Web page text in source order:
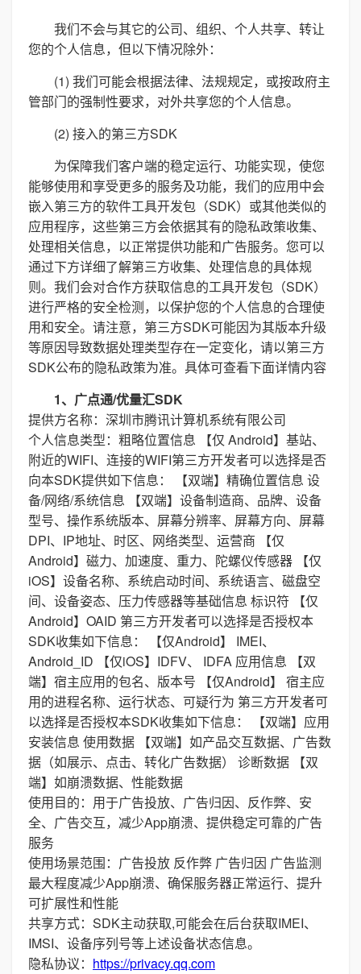
我们不会与其它的公司、组织、个人共享、转让
您的个人信息，但以下情况除外：
(1) 我们可能会根据法律、法规规定，或按政府主
管部门的强制性要求，对外共享您的个人信息。
(2) 接入的第三方SDK
为保障我们客户端的稳定运行、功能实现，使您
能够使用和享受更多的服务及功能，我们的应用中会
嵌入第三方的软件工具开发包（SDK）或其他类似的
应用程序，这些第三方会依据其有的隐私政策收集、
处理相关信息，以正常提供功能和广告服务。您可以
通过下方详细了解第三方收集、处理信息的具体规
则。我们会对合作方获取信息的工具开发包（SDK）
进行严格的安全检测，以保护您的个人信息的合理使
用和安全。请注意，第三方SDK可能因为其版本升级
等原因导致数据处理类型存在一定变化，请以第三方
SDK公布的隐私政策为准。具体可查看下面详情内容
1、广点通/优量汇SDK
提供方名称：深圳市腾讯计算机系统有限公司
个人信息类型：粗略位置信息 【仅 Android】基站、
附近的WIFI、连接的WIFI第三方开发者可以选择是否
向本SDK提供如下信息： 【双端】精确位置信息 设
备/网络/系统信息 【双端】设备制造商、品牌、设备
型号、操作系统版本、屏幕分辨率、屏幕方向、屏幕
DPI、IP地址、时区、网络类型、运营商 【仅
Android】磁力、加速度、重力、陀螺仪传感器 【仅
iOS】设备名称、系统启动时间、系统语言、磁盘空
间、设备姿态、压力传感器等基础信息 标识符 【仅
Android】OAID 第三方开发者可以选择是否授权本
SDK收集如下信息： 【仅Android】 IMEI、
Android_ID 【仅iOS】IDFV、 IDFA 应用信息 【双
端】宿主应用的包名、版本号 【仅Android】 宿主应
用的进程名称、运行状态、可疑行为 第三方开发者可
以选择是否授权本SDK收集如下信息： 【双端】应用
安装信息 使用数据 【双端】如产品交互数据、广告数
据（如展示、点击、转化广告数据） 诊断数据 【双
端】如崩溃数据、性能数据
使用目的：用于广告投放、广告归因、反作弊、安
全、广告交互，减少App崩溃、提供稳定可靠的广告
服务
使用场景范围：广告投放 反作弊 广告归因 广告监测
最大程度减少App崩溃、确保服务器正常运行、提升
可扩展性和性能
共享方式：SDK主动获取,可能会在后台获取IMEI、
IMSI、设备序列号等上述设备状态信息。
隐私协议： https://privacy.qq.com